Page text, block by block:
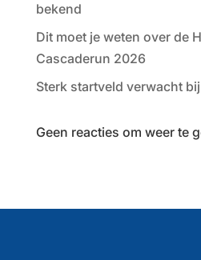
bekend
Dit moet je weten over de
Cascaderun 2026
Sterk startveld verwacht
Geen reacties om weer te